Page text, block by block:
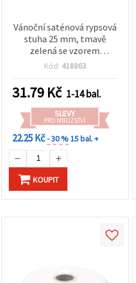
Vánoční saténová rypsová
stuha 25 mm, tmavě
zelená se vzorem
sněhových vloček – 3 m
Kód: 418863
31.79 Kč 1-14 bal.
SLEVY
PRO MNOŽSTVÍ
22.25 Kč- 30 %15 bal. +
KOUPIT